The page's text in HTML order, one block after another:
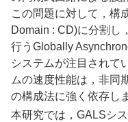
この問題に対して，構
Domain : CD)に分割し
行うGlobally
システムが注目されて
ムの速度性能は，非同
の構成法に強く依存し
本研究では，GALSシ